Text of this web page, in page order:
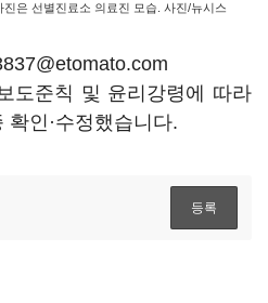
은 선별진료소 의료진 모습. 사진/뉴시스
도준칙 및 윤리강령에 따라
인·수정했습니다.